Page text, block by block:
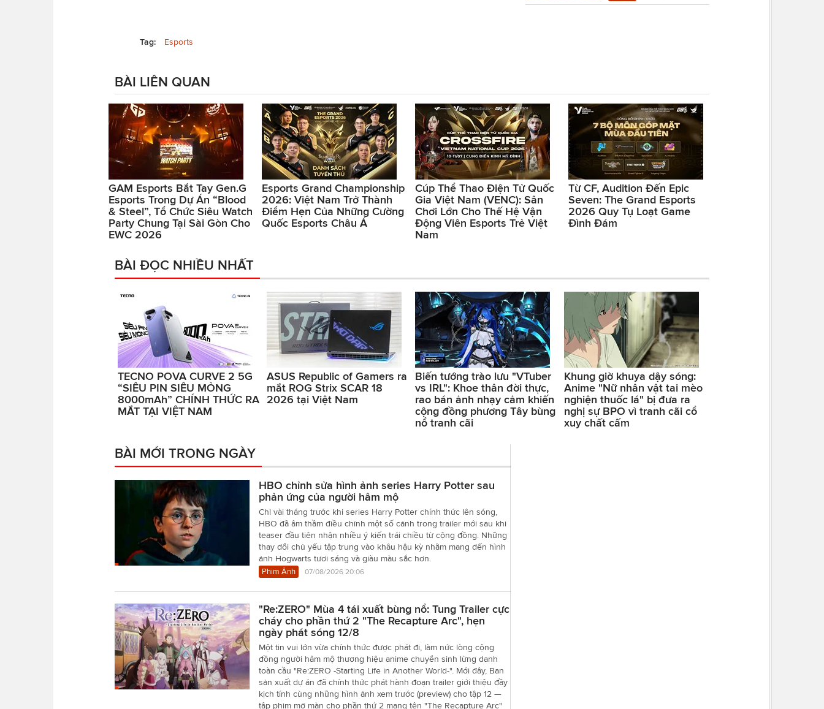
Tag: Esports
BÀI LIÊN QUAN
GAM Esports Bắt Tay Gen.G
Esports Trong Dự Án “Blood
& Steel”, Tổ Chức Siêu Watch
Party Chung Tại Sài Gòn Cho
EWC 2026
Esports Grand Championship
2026: Việt Nam Trở Thành
Điểm Hẹn Của Những Cường
Quốc Esports Châu Á
Cúp Thể Thao Điện Tử Quốc
Gia Việt Nam (VENC): Sân
Chơi Lớn Cho Thế Hệ Vận
Động Viên Esports Trẻ Việt
Nam
Từ CF, Audition Đến Epic
Seven: The Grand Esports
2026 Quy Tụ Loạt Game
Đình Đám
BÀI ĐỌC NHIỀU NHẤT
TECNO POVA CURVE 2 5G
“SIÊU PIN SIÊU MỎNG
8000mAh” CHÍNH THỨC RA
MẮT TẠI VIỆT NAM
ASUS Republic of Gamers ra
mắt ROG Strix SCAR 18
2026 tại Việt Nam
Biến tướng trào lưu "VTuber
vs IRL": Khoe thân đời thực,
rao bán ảnh nhạy cảm khiến
cộng đồng phương Tây bùng
nổ tranh cãi
Khung giờ khuya dậy sóng:
Anime "Nữ nhân vật tai mèo
nghiện thuốc lá" bị đưa ra
nghị sự BPO vì tranh cãi cổ
xuy chất cấm
BÀI MỚI TRONG NGÀY
HBO chỉnh sửa hình ảnh series Harry Potter sau
phản ứng của người hâm mộ
Chỉ vài tháng trước khi series Harry Potter chính thức lên sóng,
HBO đã âm thầm điều chỉnh một số cảnh trong trailer mới sau khi
teaser đầu tiên nhận nhiều ý kiến trái chiều từ cộng đồng. Những
thay đổi chủ yếu tập trung vào khâu hậu kỳ nhằm mang đến hình
ảnh Hogwarts tươi sáng và giàu màu sắc hơn.
Phim Ảnh
07/08/2026 20:06
"Re:ZERO" Mùa 4 tái xuất bùng nổ: Tung Trailer cực
cháy cho phần thứ 2 "The Recapture Arc", hẹn
ngày phát sóng 12/8
Một tin vui lớn vừa chính thức được phát đi, làm nức lòng cộng
đồng người hâm mộ thương hiệu anime chuyển sinh lừng danh
toàn cầu "Re:ZERO -Starting Life in Another World-". Mới đây, Ban
sản xuất dự án đã chính thức phát hành đoạn trailer giới thiệu đầy
kịch tính cùng những hình ảnh xem trước (preview) cho tập 12 —
tập phim mở màn cho phần thứ 2 mang tên "The Recapture Arc"